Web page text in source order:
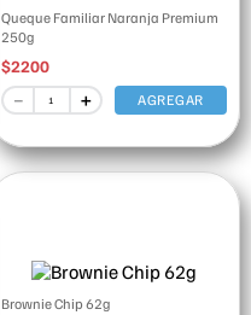
Queque Familiar Naranja Premium
250g
$2200
＋
－ AGREGAR
Brownie Chip 62g